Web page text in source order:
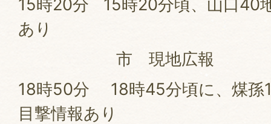
15時20分 15時20分頃、山口40
あり
市 現地広報
18時50分 18時45分頃に、煤孫
目撃情報あり